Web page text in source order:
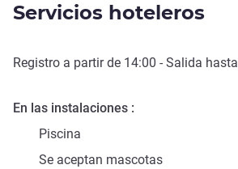
Servicios hoteleros
Registro a partir de 14:00 - Salida hasta
En las instalaciones
Piscina
Se aceptan mascotas